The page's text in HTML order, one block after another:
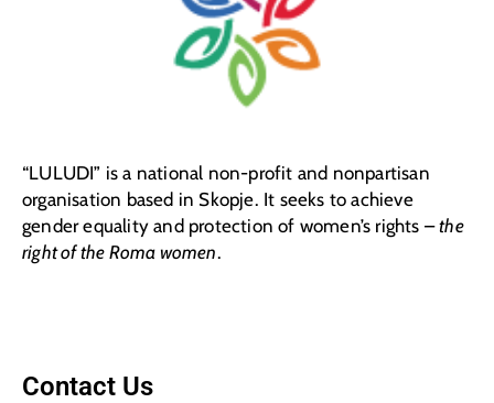
“LULUDI” is a national non-profit and nonpartisan
organisation based in Skopje. It seeks to achieve
gender equality and protection of women’s rights –the
right of the Roma women.
Contact Us